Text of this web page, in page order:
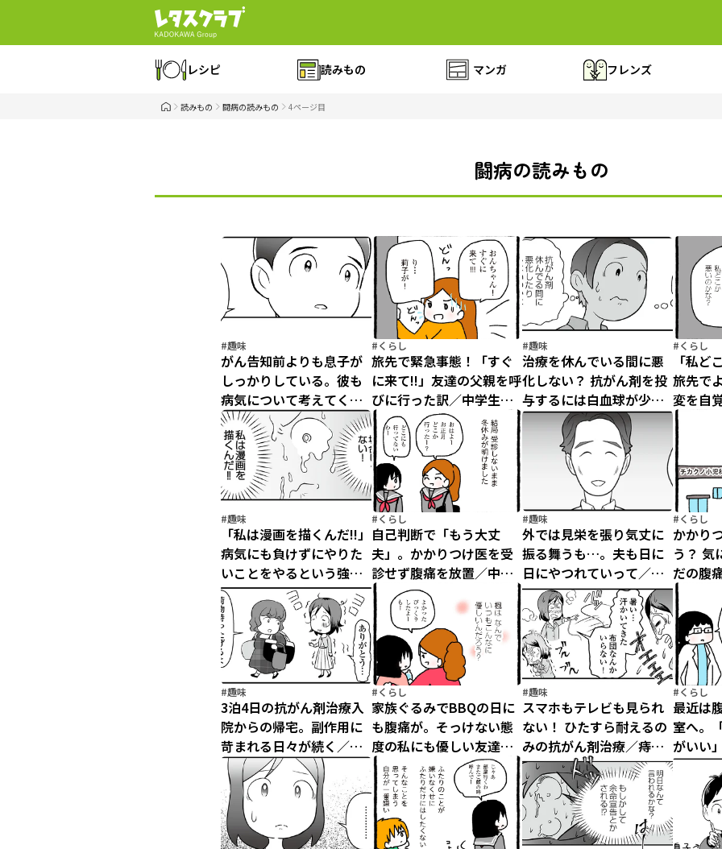
レシピ 読みもの マンガ フレンズ
読みもの 闘病の読みもの 4ページ目
闘病の読みもの
#趣味
がん告知前よりも息子が
しっかりしている。彼も
病気について考えてくれ
ているんだ／痔だと思っ
たら大腸がんステージ4で
した（14）
#くらし
旅先で緊急事態！「すぐ
に来て!!」友達の父親を呼
びに行った訳／中学生で
がんになりました（7）
#趣味
治療を休んでいる間に悪
化しない？ 抗がん剤を投
与するには白血球が少な
いと言われ／痔だと思っ
たら大腸がんステージ4で
した（13）
#くらし
「私ど
旅先で
変を自
い／中
ました
#趣味
「私は漫画を描くんだ!!」
病気にも負けずにやりた
いことをやるという強い
意思／痔だと思ったら大
腸がんステージ4でした
（12）
#くらし
自己判断で「もう大丈
夫」。かかりつけ医を受
診せず腹痛を放置／中学
生でがんになりました
（5）
#趣味
外では見栄を張り気丈に
振る舞うも…。夫も日に
日にやつれていって／痔
だと思ったら大腸がんス
テージ4でした（11）
#くらし
かかり
う？ 気
だの腹
た結果
なりま
#趣味
3泊4日の抗がん剤治療入
院からの帰宅。副作用に
苛まれる日々が続く／痔
だと思ったら大腸がんス
テージ4でした（10）
#くらし
家族ぐるみでBBQの日に
も腹痛が。そっけない態
度の私にも優しい友達／
中学生でがんになりまし
た（3）
#趣味
スマホもテレビも見られ
ない！ ひたすら耐えるの
みの抗がん剤治療／痔だ
と思ったら大腸がんステ
ージ4でした（9）
#くらし
最近は
室へ。
がいい
ど／中
ました